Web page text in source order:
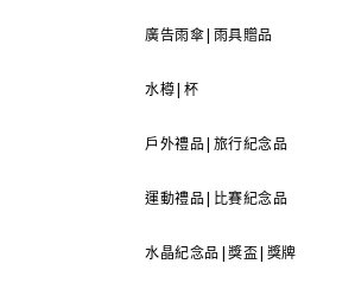
廣告雨傘|雨具贈品
水樽|杯
戶外禮品|旅行紀念品
運動禮品|比賽紀念品
水晶紀念品|獎盃|獎牌